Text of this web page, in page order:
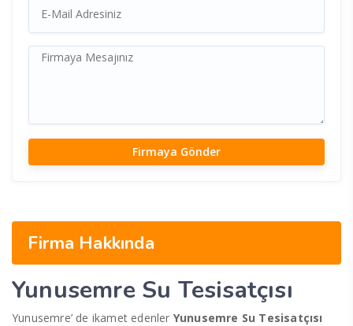
Firma Hakkında
Yunusemre Su Tesisatçısı
Yunusemre’ de ikamet edenler Yunusemre Su Tesisatçısı